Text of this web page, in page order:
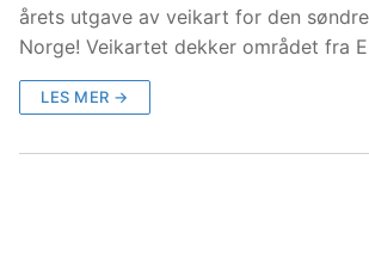
årets utgave av veikart for den
Norge! Veikartet dekker området fra
LES MER →